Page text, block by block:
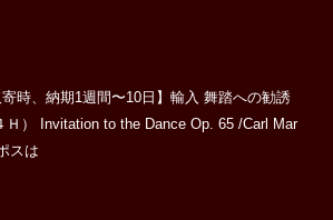
時、納期1週間〜10日】輸入 舞踏への勧誘
Ｈ） Invitation to the Dance Op. 65 /Carl Mar
スは